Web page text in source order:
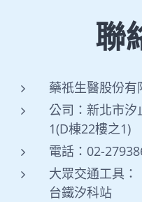
聯
藥祇生醫股份有
公司：新北市
1(D棟22樓之1)
電話：02-
大眾交通工具：
台鐵汐科站